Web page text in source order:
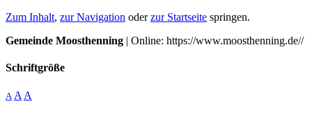
Zum Inhalt, zur Navigation oderzur Startseite springen.
Gemeinde Moosthenning | Online: https://www.moosthenning.de//
Schriftgröße
A A A